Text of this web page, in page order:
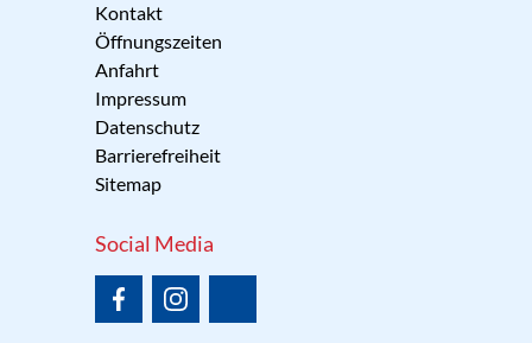
Kontakt
Öffnungszeiten
Anfahrt
Impressum
Datenschutz
Barrierefreiheit
Sitemap
Social Media